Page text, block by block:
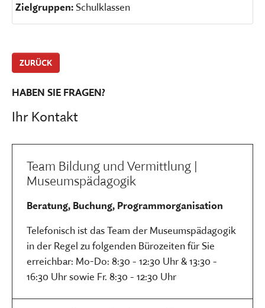
Zielgruppen: Schulklassen
ZURÜCK
Ihr Kontakt
HABEN SIE FRAGEN?
Team Bildung und Vermittlung |
Museumspädagogik
Beratung, Buchung, Programmorganisation
Telefonisch ist das Team der Museumspädagogik
in der Regel zu folgenden Bürozeiten für Sie
erreichbar: Mo-Do: 8:30 - 12:30 Uhr & 13:30 -
16:30 Uhr sowie Fr. 8:30 - 12:30 Uhr